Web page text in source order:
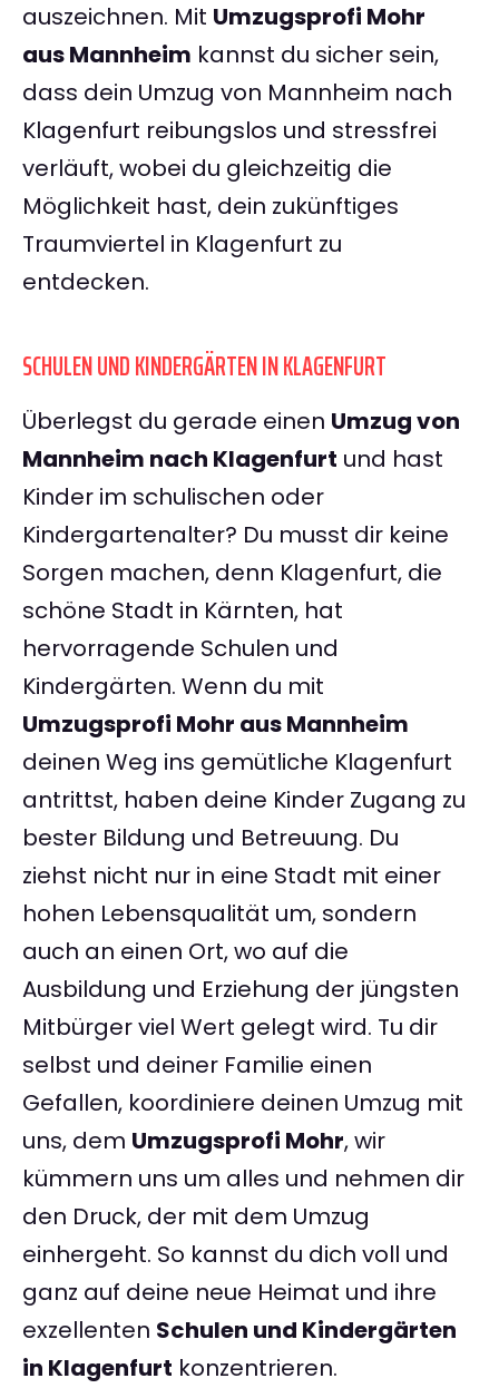
auszeichnen. Mit Umzugsprofi Mohr
aus Mannheim kannst du sicher sein,
dass dein Umzug von Mannheim nach
Klagenfurt reibungslos und stressfrei
verläuft, wobei du gleichzeitig die
Möglichkeit hast, dein zukünftiges
Traumviertel in Klagenfurt zu
entdecken.
SCHULEN UND KINDERGÄRTEN IN KLAGENFURT
Überlegst du gerade einen Umzug von
Mannheim nach Klagenfurt und hast
Kinder im schulischen oder
Kindergartenalter? Du musst dir keine
Sorgen machen, denn Klagenfurt, die
schöne Stadt in Kärnten, hat
hervorragende Schulen und
Kindergärten. Wenn du mit
Umzugsprofi Mohr aus Mannheim
deinen Weg ins gemütliche Klagenfurt
antrittst, haben deine Kinder Zugang zu
bester Bildung und Betreuung. Du
ziehst nicht nur in eine Stadt mit einer
hohen Lebensqualität um, sondern
auch an einen Ort, wo auf die
Ausbildung und Erziehung der jüngsten
Mitbürger viel Wert gelegt wird. Tu dir
selbst und deiner Familie einen
Gefallen, koordiniere deinen Umzug mit
uns, dem Umzugsprofi Mohr, wir
kümmern uns um alles und nehmen dir
den Druck, der mit dem Umzug
einhergeht. So kannst du dich voll und
ganz auf deine neue Heimat und ihre
exzellenten Schulen und Kindergärten
in Klagenfurt konzentrieren.